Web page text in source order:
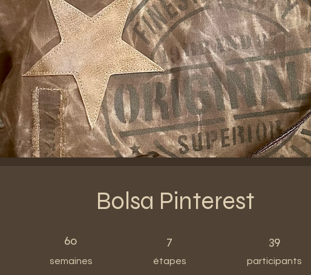
Bolsa Pinterest
60
semaines
60 semaines 7
étapes
39
participants